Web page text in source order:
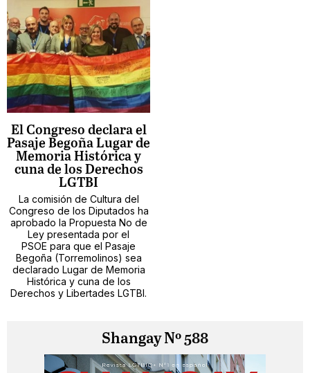
El Congreso declara el
Pasaje Begoña Lugar de
Memoria Histórica y
cuna de los Derechos
LGTBI
La comisión de Cultura del
Congreso de los Diputados ha
aprobado la Propuesta No de
Ley presentada por el
PSOE para que el Pasaje
Begoña (Torremolinos) sea
declarado Lugar de Memoria
Histórica y cuna de los
Derechos y Libertades LGTBI.
Shangay Nº 588